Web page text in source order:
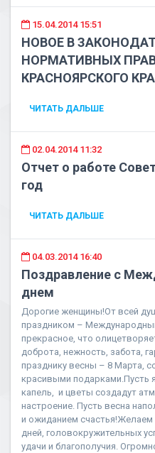
15.04.2014 15:51
НОВОЕ В
НОРМАТИВНЫХ
КРАСНОЯРСКОГО
ЧИТАТЬ ДАЛЬШЕ
02.04.2014 11:32
Отчет о работе
год
ЧИТАТЬ ДАЛЬШЕ
04.03.2014 16:40
Поздравление с
днем
Дорогие женщины!От всей
праздником –
прекрасное, что
доброта, нежность, забота,
празднику весны – 8 Марта,
красивыми подарками.Пусть
капель, и цветы создадут
настроение. Пусть весна
и ожиданием
дней, головокружительных
удачи и благополучия.